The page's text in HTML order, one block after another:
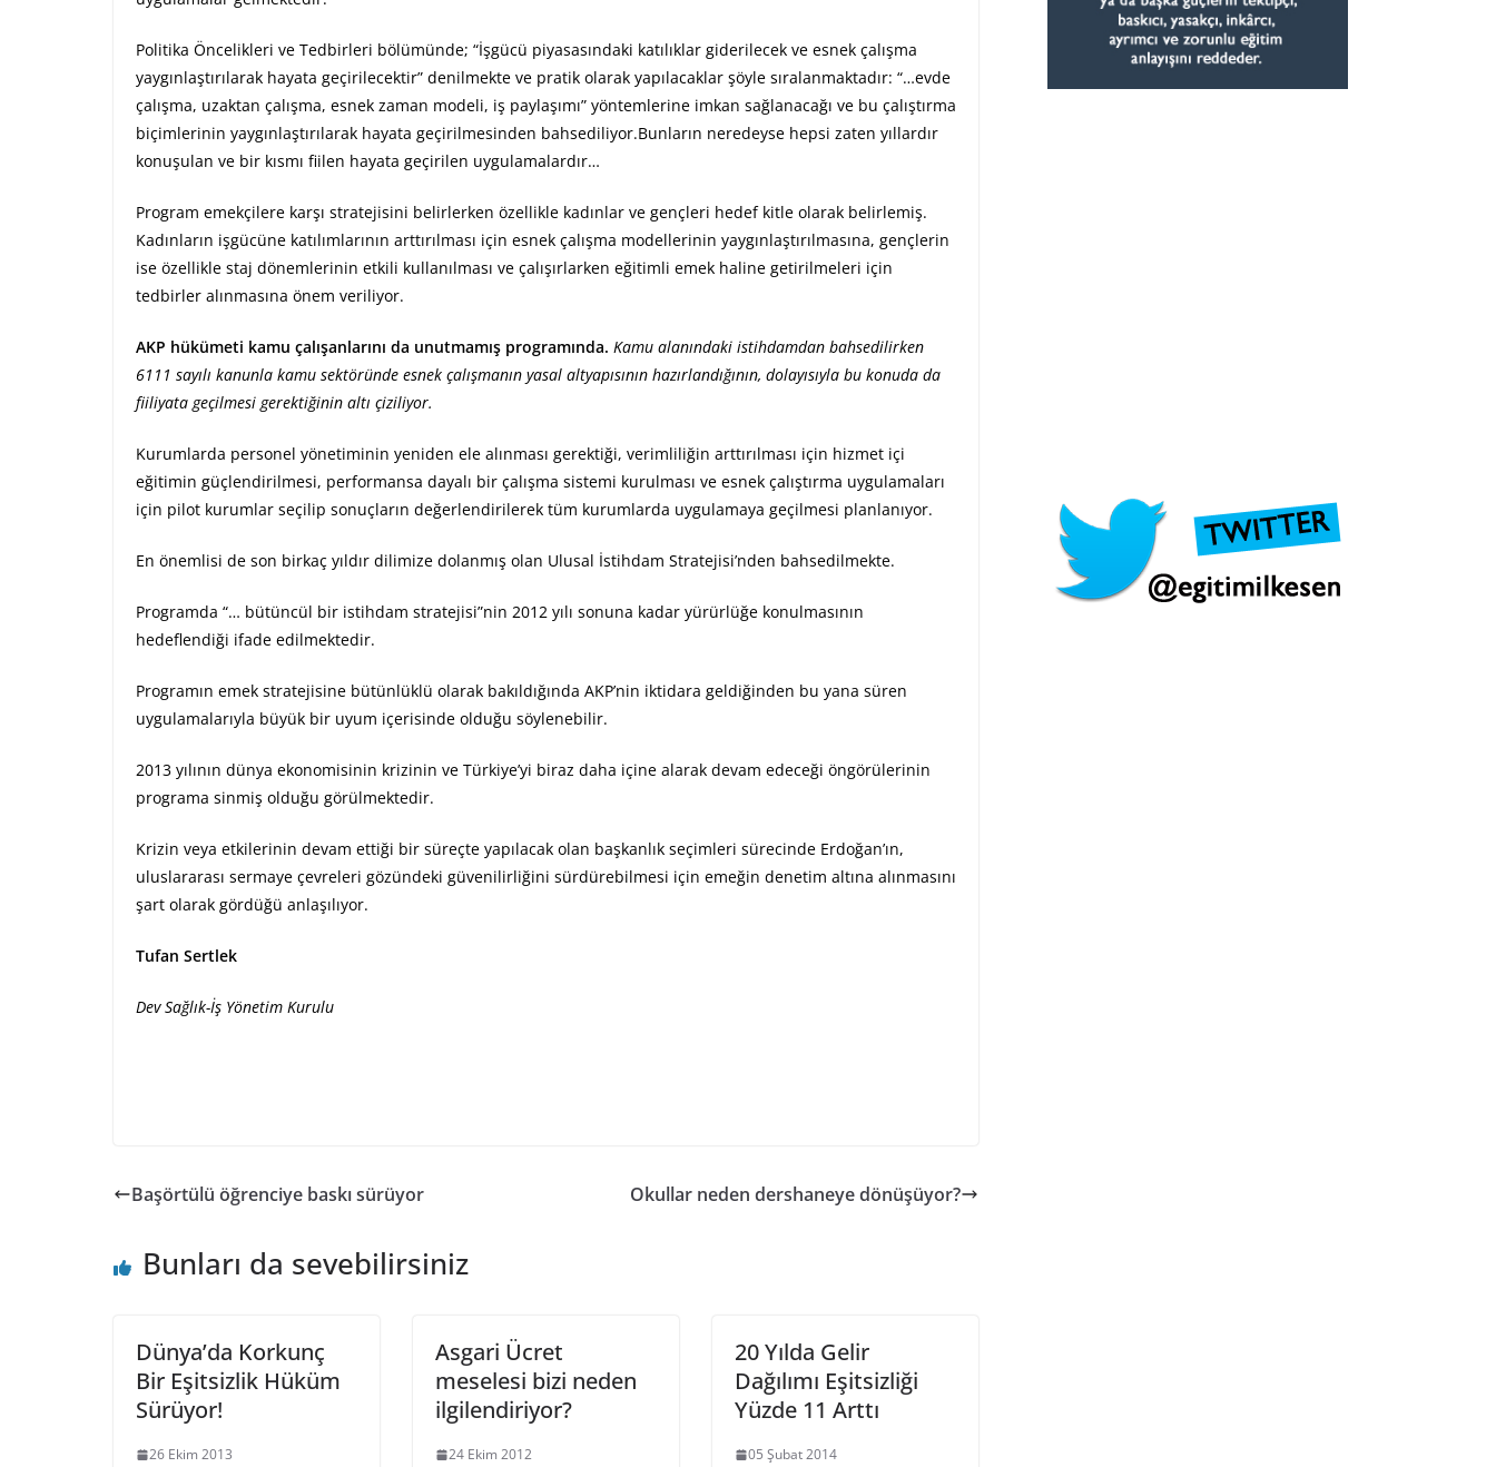
Politika Öncelikleri ve Tedbirleri bölümünde; “İşgücü piyasasındaki katılıklar giderilecek ve esnek çalışma
yaygınlaştırılarak hayata geçirilecektir” denilmekte ve pratik olarak yapılacaklar şöyle sıralanmaktadır: “…evde
çalışma, uzaktan çalışma, esnek zaman modeli, iş paylaşımı” yöntemlerine imkan sağlanacağı ve bu çalıştırma
biçimlerinin yaygınlaştırılarak hayata geçirilmesinden bahsediliyor.Bunların neredeyse hepsi zaten yıllardır
konuşulan ve bir kısmı fiilen hayata geçirilen uygulamalardır…
Program emekçilere karşı stratejisini belirlerken özellikle kadınlar ve gençleri hedef kitle olarak belirlemiş.
Kadınların işgücüne katılımlarının arttırılması için esnek çalışma modellerinin yaygınlaştırılmasına, gençlerin
ise özellikle staj dönemlerinin etkili kullanılması ve çalışırlarken eğitimli emek haline getirilmeleri için
tedbirler alınmasına önem veriliyor.
AKP hükümeti kamu çalışanlarını da unutmamış programında. Kamu alanındaki istihdamdan bahsedilirken
6111 sayılı kanunla kamu sektöründe esnek çalışmanın yasal altyapısının hazırlandığının, dolayısıyla bu konuda da
fiiliyata geçilmesi gerektiğinin altı çiziliyor.
Kurumlarda personel yönetiminin yeniden ele alınması gerektiği, verimliliğin arttırılması için hizmet içi
eğitimin güçlendirilmesi, performansa dayalı bir çalışma sistemi kurulması ve esnek çalıştırma uygulamaları
için pilot kurumlar seçilip sonuçların değerlendirilerek tüm kurumlarda uygulamaya geçilmesi planlanıyor.
En önemlisi de son birkaç yıldır dilimize dolanmış olan Ulusal İstihdam Stratejisi’nden bahsedilmekte.
Programda “… bütüncül bir istihdam stratejisi”nin 2012 yılı sonuna kadar yürürlüğe konulmasının
hedeflendiği ifade edilmektedir.
Programın emek stratejisine bütünlüklü olarak bakıldığında AKP’nin iktidara geldiğinden bu yana süren
uygulamalarıyla büyük bir uyum içerisinde olduğu söylenebilir.
2013 yılının dünya ekonomisinin krizinin ve Türkiye’yi biraz daha içine alarak devam edeceği öngörülerinin
programa sinmiş olduğu görülmektedir.
Krizin veya etkilerinin devam ettiği bir süreçte yapılacak olan başkanlık seçimleri sürecinde Erdoğan’ın,
uluslararası sermaye çevreleri gözündeki güvenilirliğini sürdürebilmesi için emeğin denetim altına alınmasını
şart olarak gördüğü anlaşılıyor.
Tufan Sertlek
Dev Sağlık-İş Yönetim Kurulu
Başörtülü öğrenciye baskı sürüyor Okullar neden dershaneye dönüşüyor?
Bunları da sevebilirsiniz
Dünya’da Korkunç
Bir Eşitsizlik Hüküm
Sürüyor!
26 Ekim 2013
Asgari Ücret
meselesi bizi neden
ilgilendiriyor?
24 Ekim 2012
20 Yılda Gelir
Dağılımı Eşitsizliği
Yüzde 11 Arttı
05 Şubat 2014